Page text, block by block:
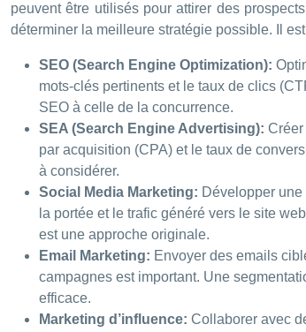
peuvent être utilisés pour attirer des
déterminer la meilleure stratégie possible. Il
SEO (Search Engine Optimization):
mots-clés pertinents et le taux de clics
SEO à celle de la concurrence.
SEA (Search Engine Advertising):
par acquisition (CPA) et le taux de
à considérer.
Social Media Marketing: Développer
la portée et le trafic généré vers le site
est une approche originale.
Email Marketing: Envoyer des emails
campagnes est important. Une
efficace.
Marketing d’influence: Collaborer avec